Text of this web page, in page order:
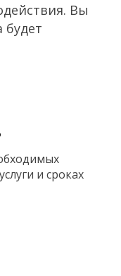
Вы
будет
и сроках